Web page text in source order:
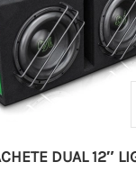
DUAL 12″